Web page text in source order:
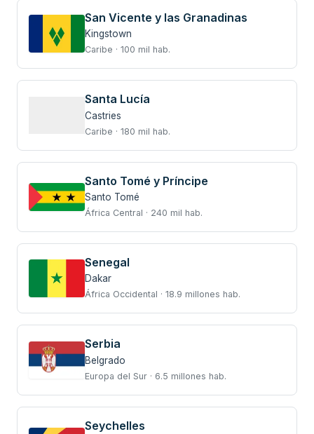
San Vicente y las Granadinas
Kingstown
Caribe · 100 mil hab.
Santa Lucía
Castries
Caribe · 180 mil hab.
Santo Tomé y Príncipe
Santo Tomé
África Central · 240 mil hab.
Senegal
Dakar
África Occidental · 18.9 millones hab.
Serbia
Belgrado
Europa del Sur · 6.5 millones hab.
Seychelles